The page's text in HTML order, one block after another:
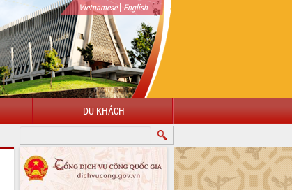
Vietnamese| English
DU KHÁCH